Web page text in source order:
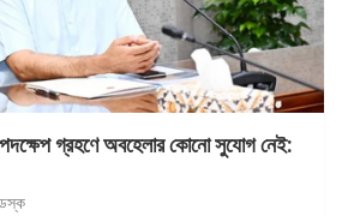
গ্রহণে অবহেলার কোনো সুযোগ নেই: